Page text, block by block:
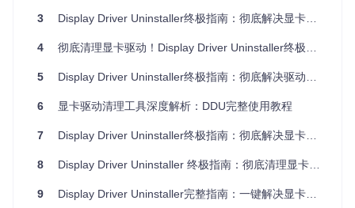
Display Driver Uninstaller（DDU）是一款专注于显卡驱动深
势：
深度清理能力
DDU能够扫描并移除常规卸载工具无法触及的残留文件，包
注册表中的驱动配置项
驱动存储目录（如C:\Windows\System32\DriverStore）
系统还原点中的驱动备份
3 Display Driver Uninstaller终极指南：彻底解决显卡驱动冲突的快速方法
4 彻底清理显卡驱动！Display Driver Uninstaller终极使用指南
5 Display Driver Uninstaller终极指南：彻底解决驱动冲突的完整方案
6 显卡驱动清理工具深度解析：DDU完整使用教程
7 Display Driver Uninstaller终极指南：彻底解决显卡驱动问题的最快方法
8 Display Driver Uninstaller 终极指南：彻底清理显卡驱动的完整教程
9 Display Driver Uninstaller完整指南：一键解决显卡驱动问题的最快方法